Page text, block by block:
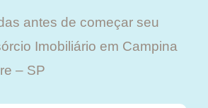
antes de começar seu
Imobiliário em Campina
– SP